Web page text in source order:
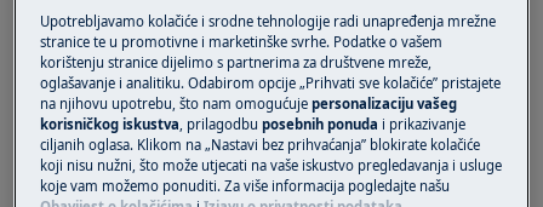
Prije bilo kakvog postupka održavanja, isključite
uređaj i odspojite mrežni utikač iz utičnice.
Uvijek pazite kad premještate uređaje, za teške
uređaje potrebno je da ih premjeste dvije osobe.
Uvijek koristite zaštitne rukavice i zatvorenu obuću.
Upotrebljavamo kolačiće i srodne tehnologije radi unapređenja mrežne
stranice te u promotivne i marketinške svrhe. Podatke o vašem
korištenju stranice dijelimo s partnerima za društvene mreže,
oglašavanje i analitiku. Odabirom opcije „Prihvati sve kolačiće” pristajete
na njihovu upotrebu, što nam omogućujepersonalizaciju vašeg
korisničkog iskustva , prilagodbuposebnih ponuda i prikazivanje
ciljanih oglasa. Klikom na „Nastavi bez prihvaćanja” blokirate kolačiće
koji nisu nužni, što može utjecati na vaše iskustvo pregledavanja i usluge
koje vam možemo ponuditi. Za više informacija pogledajte našu